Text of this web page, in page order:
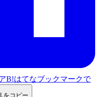
B!はてなブックマークで
をコピー